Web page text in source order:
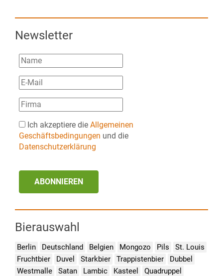
Newsletter
Ich akzeptiere die Allgemeinen
Geschäftsbedingungen und die
Datenschutzerklärung
ABONNIEREN
Bierauswahl
Berlin Deutschland Belgien Mongozo Pils
St. Louis
Fruchtbier
Duvel Starkbier Trappistenbier
Dubbel
Westmalle
Satan Lambic Kasteel
Quadruppel